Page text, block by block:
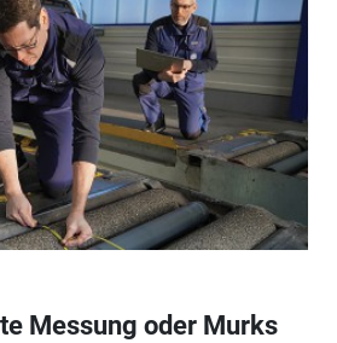
Messung oder Murks